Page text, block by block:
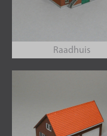
Raadhuis